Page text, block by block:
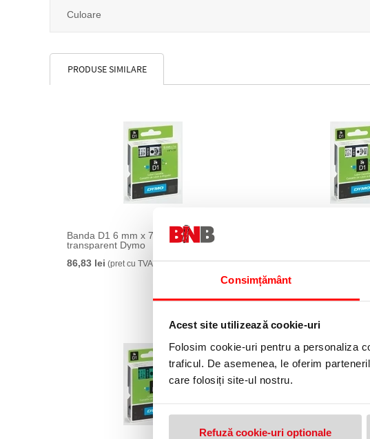
Consimțământ
Acest site utilizează cookie-uri
Folosim cookie-uri pentru a personaliza
traficul. De asemenea, le oferim
care folosiți site-ul nostru.
Refuză cookie-uri optionale
Culoare
PRODUSE SIMILARE
Banda D1 6 mm x 7 m negru-
transparent Dymo
86,83 lei (pret cu TVA)